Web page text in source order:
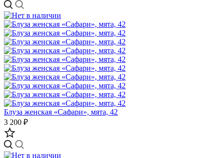
Блуза женская «Сафари», мята, 42
3 200 ₽